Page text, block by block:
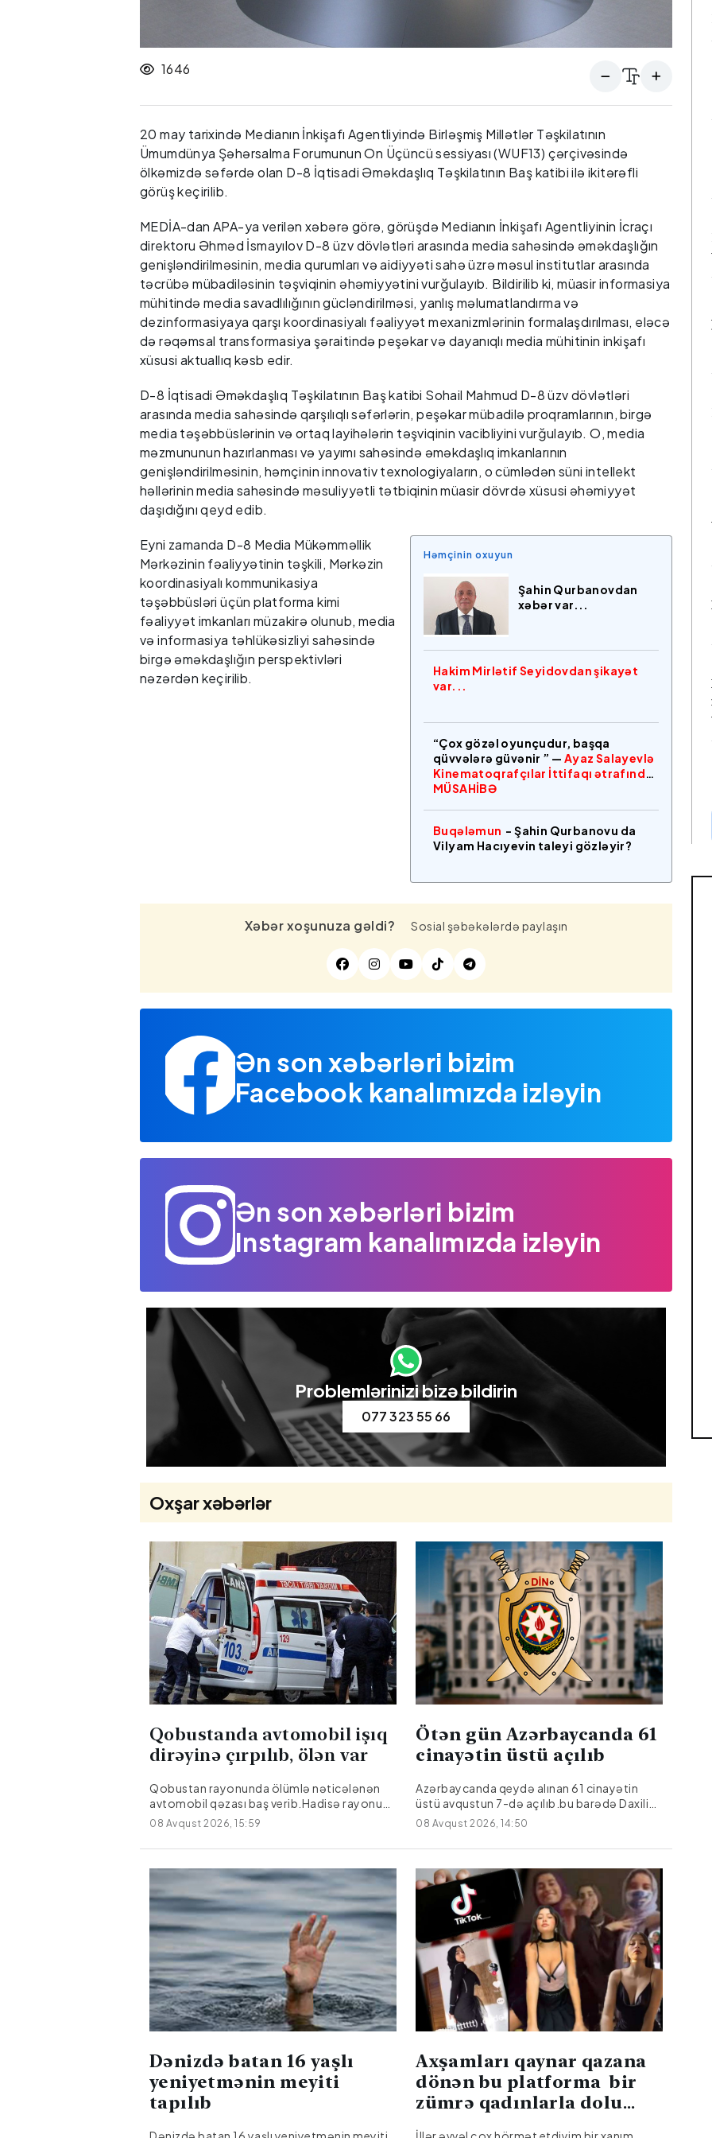
1646
20 may tarixində Medianın İnkişafı Agentliyində Birləşmiş Millətlər Təşkilatının
Ümumdünya Şəhərsalma Forumunun On Üçüncü sessiyası (WUF13) çərçivəsində
ölkəmizdə səfərdə olan D-8 İqtisadi Əməkdaşlıq Təşkilatının Baş katibi ilə ikitərəfli
görüş keçirilib.
MEDİA-dan APA-ya verilən xəbərə görə, görüşdə Medianın İnkişafı Agentliyinin İcraçı
direktoru Əhməd İsmayılov D-8 üzv dövlətləri arasında media sahəsində əməkdaşlığın
genişləndirilməsinin, media qurumları və aidiyyəti sahə üzrə məsul institutlar arasında
təcrübə mübadiləsinin təşviqinin əhəmiyyətini vurğulayıb. Bildirilib ki, müasir informasiya
mühitində media savadlılığının gücləndirilməsi, yanlış məlumatlandırma və
dezinformasiyaya qarşı koordinasiyalı fəaliyyət mexanizmlərinin formalaşdırılması, eləcə
də rəqəmsal transformasiya şəraitində peşəkar və dayanıqlı media mühitinin inkişafı
xüsusi aktuallıq kəsb edir.
D-8 İqtisadi Əməkdaşlıq Təşkilatının Baş katibi Sohail Mahmud D-8 üzv dövlətləri
arasında media sahəsində qarşılıqlı səfərlərin, peşəkar mübadilə proqramlarının, birgə
media təşəbbüslərinin və ortaq layihələrin təşviqinin vacibliyini vurğulayıb. O, media
məzmununun hazırlanması və yayımı sahəsində əməkdaşlıq imkanlarının
genişləndirilməsinin, həmçinin innovativ texnologiyaların, o cümlədən süni intellekt
həllərinin media sahəsində məsuliyyətli tətbiqinin müasir dövrdə xüsusi əhəmiyyət
daşıdığını qeyd edib.
Həmçinin oxuyun
Şahin Qurbanovdan
xəbər var...
Hakim Mirlətif Seyidovdan şikayət
var...
“Çox gözəl oyunçudur, başqa
qüvvələrə güvənir ” — Ayaz Salayevlə
Kinematoqrafçılar İttifaqı ətrafında
MÜSAHİBƏ
Buqələmun - Şahin Qurbanovu da
Vilyam Hacıyevin taleyi gözləyir?
Eyni zamanda D-8 Media Mükəmməllik
Mərkəzinin fəaliyyətinin təşkili, Mərkəzin
koordinasiyalı kommunikasiya
təşəbbüsləri üçün platforma kimi
fəaliyyət imkanları müzakirə olunub, media
və informasiya təhlükəsizliyi sahəsində
birgə əməkdaşlığın perspektivləri
nəzərdən keçirilib.
Xəbər xoşunuza gəldi? Sosial şəbəkələrdə paylaşın
Ən son xəbərləri bizim
Facebook kanalımızda izləyin
Ən son xəbərləri bizim
Instagram kanalımızda izləyin
Problemlərinizi bizə bildirin
077 323 55 66
Oxşar xəbərlər
Qobustanda avtomobil işıq
dirəyinə çırpılıb, ölən var
Qobustan rayonunda ölümlə nəticələnən
avtomobil qəzası baş verib.Hadisə rayonun
Təklə kəndi ərazisində qeydə
alınıb."Hyundai" markalı avtomobilin
idarəetmədən çıxaraq işıq dirəyinə
Əmralıyev hadisə yerində ölüb.Faktla bağlı
araşdırma aparılır.
08 Avqust 2026, 15:59
Ötən gün Azərbaycanda 61
cinayətin üstü açılıb
Azərbaycanda qeydə alınan 61 cinayətin
üstü avqustun 7-də açılıb.bu barədə Daxili
İşlər Nazirliyi (DİN) məlumat yayıb.Bildirilib ki,
onlardan 17-si əvvəlki dövrlərdən bağlı qalan
cinayətlərdir.
08 Avqust 2026, 14:50
Dənizdə batan 16 yaşlı
yeniyetmənin meyiti
tapılıb
Axşamları qaynar qazana
dönən bu platforma bir
zümrə qadınlarla dolu